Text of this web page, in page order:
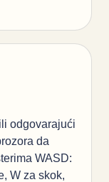
odgovarajući
da
WASD:
W za skok,